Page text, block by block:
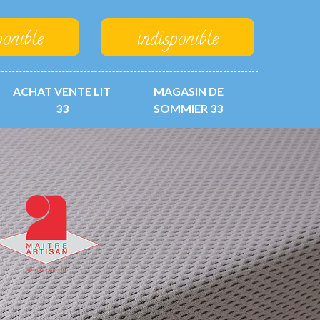
indisponible
ACHAT VENTE LIT
33
MAGASIN DE
SOMMIER 33